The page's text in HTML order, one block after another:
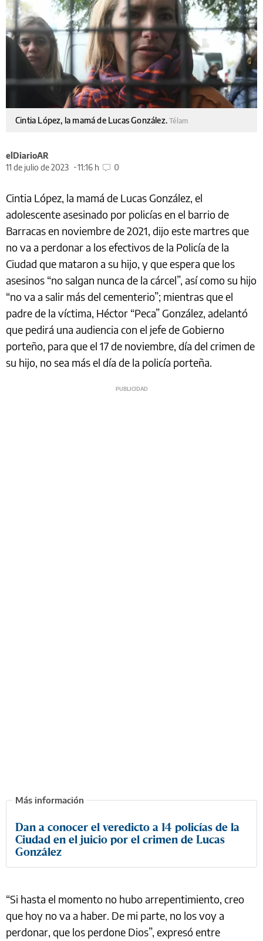
Cintia López, la mamá de Lucas González.Télam
elDiarioAR
11 de julio de 2023
11:16 h 0
Cintia López, la mamá de Lucas González, el
adolescente asesinado por policías en el barrio de
Barracas en noviembre de 2021, dijo este martres que
no va a perdonar a los efectivos de la Policía de la
Ciudad que mataron a su hijo, y que espera que los
asesinos “no salgan nunca de la cárcel”, así como su hijo
“no va a salir más del cementerio”; mientras que el
padre de la víctima, Héctor “Peca” González, adelantó
que pedirá una audiencia con el jefe de Gobierno
porteño, para que el 17 de noviembre, día del crimen de
su hijo, no sea más el día de la policía porteña.
Dan a conocer el veredicto a 14 policías de la
Ciudad en el juicio por el crimen de Lucas
González
“Si hasta el momento no hubo arrepentimiento, creo
que hoy no va a haber. De mi parte, no los voy a
perdonar, que los perdone Dios”, expresó entre